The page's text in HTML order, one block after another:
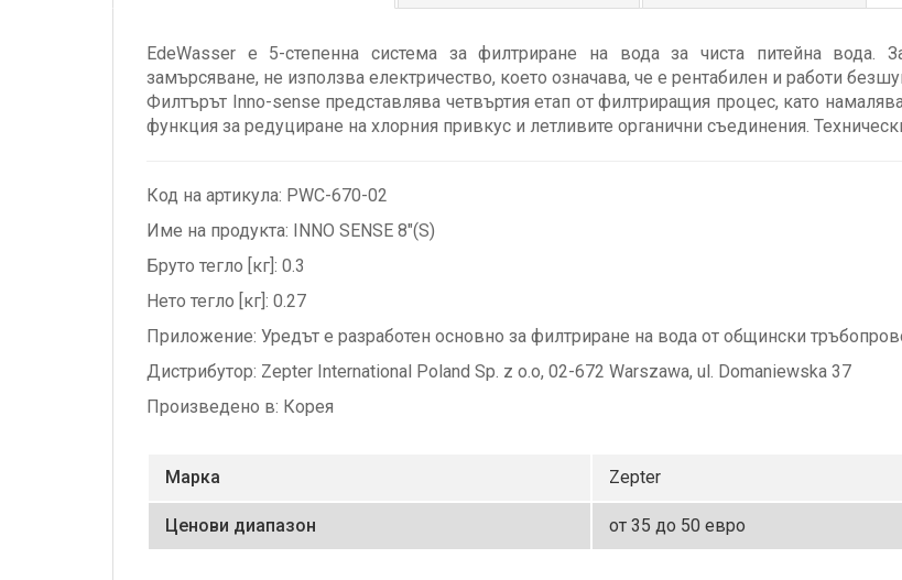
EdeWasser е 5-степенна система за филтриране на вода за чиста питейна вода.
замърсяване, не използва електричество, което означава, че е рентабилен и работи
Филтърът Inno-sense представлява четвъртия етап от филтриращия процес, като
функция за редуциране на хлорния привкус и летливите органични съединения.
Код на артикула: PWC-670-02
Име на продукта: INNO SENSE 8"(S)
Бруто тегло [кг]: 0.3
Нето тегло [кг]: 0.27
Приложение: Уредът е разработен основно за филтриране на вода от общински
Дистрибутор: Zepter International Poland Sp. z o.o, 02-672 Warszawa, ul. Domaniewska 37
Произведено в: Корея
Маркa Zepter
Ценови диапазон от 35 до 50 евро